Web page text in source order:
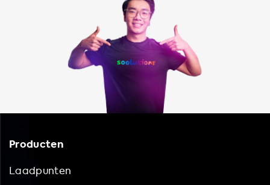
Producten
Laadpunten